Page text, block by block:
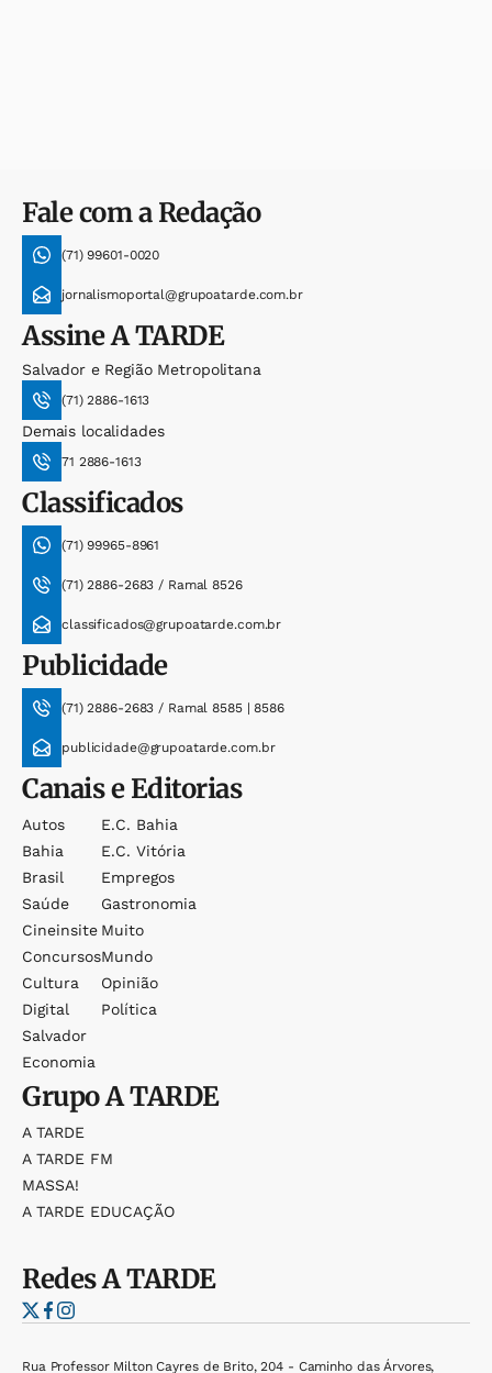
Fale com a Redação
(71) 99601-0020
jornalismoportal@grupoatarde.com.br
AssineA TARDE
Salvador e Região Metropolitana
(71) 2886-1613
Demais localidades
71 2886-1613
Classificados
(71) 99965-8961
(71) 2886-2683 / Ramal 8526
classificados@grupoatarde.com.br
Publicidade
(71) 2886-2683 / Ramal 8585 | 8586
publicidade@grupoatarde.com.br
Canais e Editorias
Autos
Bahia
Brasil
Saúde
Cineinsite
Concursos
Cultura
Digital
Salvador
Economia
E.c. Bahia
E.c. Vitória
Empregos
Gastronomia
Muito
Mundo
Opinião
Política
GrupoA TARDE
A TARDE
A TARDE FM
MASSA!
A TARDE EDUCAÇÃO
RedesA TARDE
Rua Professor Milton Cayres de Brito, 204 - Caminho das Árvores,